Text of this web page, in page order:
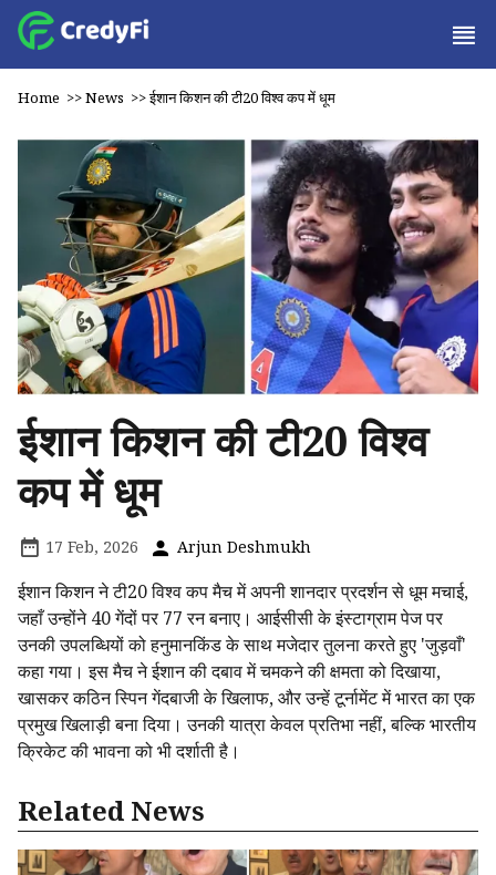
Home >>News >>ईशान किशन की टी20 विश्व कप में धूम
ईशान किशन की टी20 विश्व
कप में धूम
17 Feb, 2026 Arjun Deshmukh
ईशान किशन ने टी20 विश्व कप मैच में अपनी शानदार प्रदर्शन से धूम मचाई,
जहाँ उन्होंने 40 गेंदों पर 77 रन बनाए। आईसीसी के इंस्टाग्राम पेज पर
उनकी उपलब्धियों को हनुमानकिंड के साथ मजेदार तुलना करते हुए 'जुड़वाँ'
कहा गया। इस मैच ने ईशान की दबाव में चमकने की क्षमता को दिखाया,
खासकर कठिन स्पिन गेंदबाजी के खिलाफ, और उन्हें टूर्नामेंट में भारत का एक
प्रमुख खिलाड़ी बना दिया। उनकी यात्रा केवल प्रतिभा नहीं, बल्कि भारतीय
क्रिकेट की भावना को भी दर्शाती है।
Related News